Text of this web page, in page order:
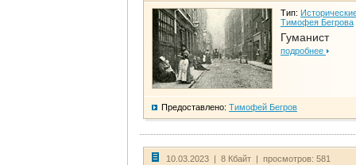
Тип:
Тимофея Бегрова
Гуманист
подробнее
Предоставлено: Тимофей Бегров
10.03.2023 | 8 Кбайт | просмотров: 581